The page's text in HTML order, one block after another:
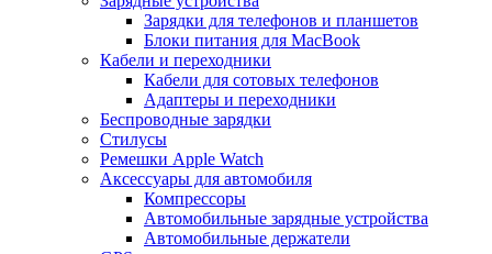
Зарядки для телефонов и планшетов
Блоки питания для MacBook
Кабели и переходники
Кабели для сотовых телефонов
Адаптеры и переходники
Беспроводные зарядки
Стилусы
Ремешки Apple Watch
Аксессуары для автомобиля
Компрессоры
Автомобильные зарядные устройства
Автомобильные держатели